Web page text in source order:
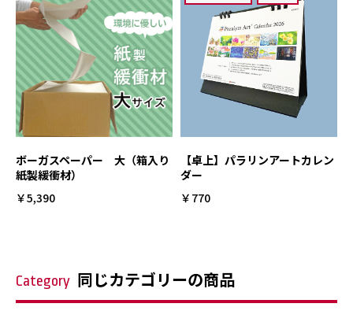
ボーガスペーパー 大（箱入り
紙製緩衝材）
￥5,390
【卓上】パラリンアートカレン
ダー
￥770
Category 同じカテゴリーの商品